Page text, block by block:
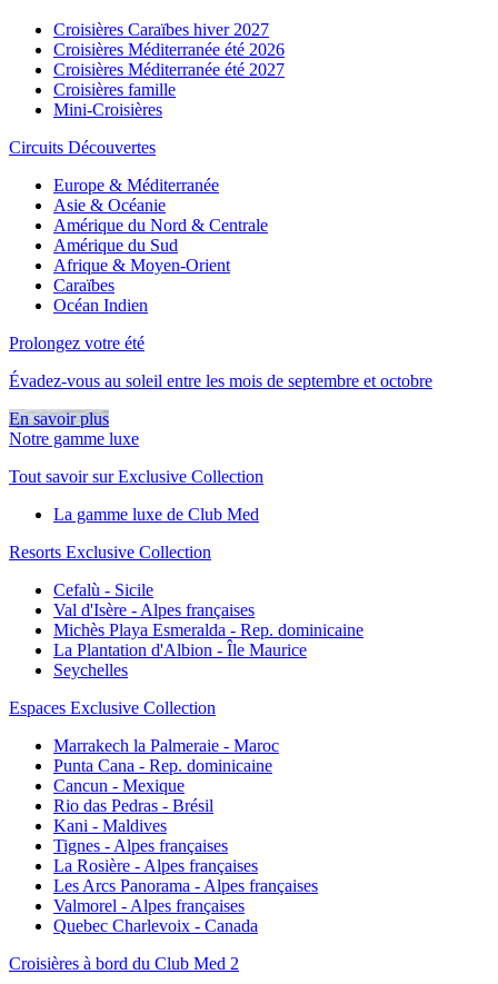
Croisières Caraïbes hiver 2027
Croisières Méditerranée été 2026
Croisières Méditerranée été 2027
Croisières famille
Mini-Croisières
Circuits Découvertes
Europe & Méditerranée
Asie & Océanie
Amérique du Nord & Centrale
Amérique du Sud
Afrique & Moyen-Orient
Caraïbes
Océan Indien
Prolongez votre été
Évadez-vous au soleil entre les mois de septembre et octobre
En savoir plus
Notre gamme luxe
Tout savoir sur Exclusive Collection
La gamme luxe de Club Med
Resorts Exclusive Collection
Cefalù - Sicile
Val d'Isère - Alpes françaises
Michès Playa Esmeralda - Rep. dominicaine
La Plantation d'Albion - Île Maurice
Seychelles
Espaces Exclusive Collection
Marrakech la Palmeraie - Maroc
Punta Cana - Rep. dominicaine
Cancun - Mexique
Rio das Pedras - Brésil
Kani - Maldives
Tignes - Alpes françaises
La Rosière - Alpes françaises
Les Arcs Panorama - Alpes françaises
Valmorel - Alpes françaises
Quebec Charlevoix - Canada
Croisières à bord du Club Med 2